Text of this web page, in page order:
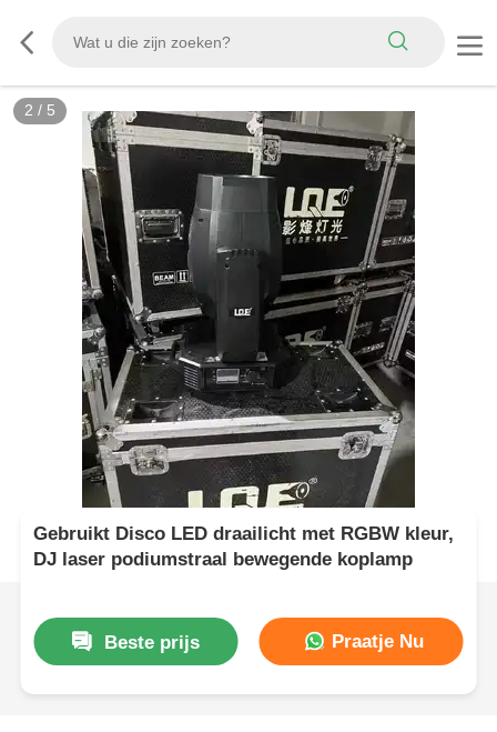
2 / 5
Gebruikt Disco LED draailicht met RGBW kleur,
DJ laser podiumstraal bewegende koplamp
Beste prijs Praatje Nu